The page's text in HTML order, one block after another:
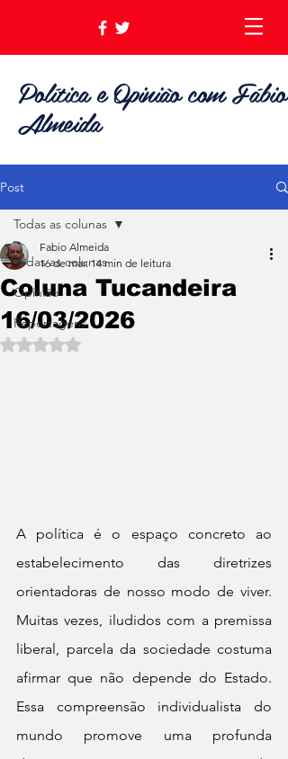
Política e Opinião com Fábio
Almeida
Post
Todas as colunas
Opinião
Reportagens
Todas as colunas
Coluna Tucandeira
16/03/2026
Fabio Almeida
16 de mar. 14 min de leitura
Avaliado com NaN de 5 estrelas.
A política é o espaço concreto ao
estabelecimento das diretrizes
orientadoras de nosso modo de viver.
Muitas vezes, iludidos com a premissa
liberal, parcela da sociedade costuma
afirmar que não depende do Estado.
Essa compreensão individualista do
mundo promove uma profunda